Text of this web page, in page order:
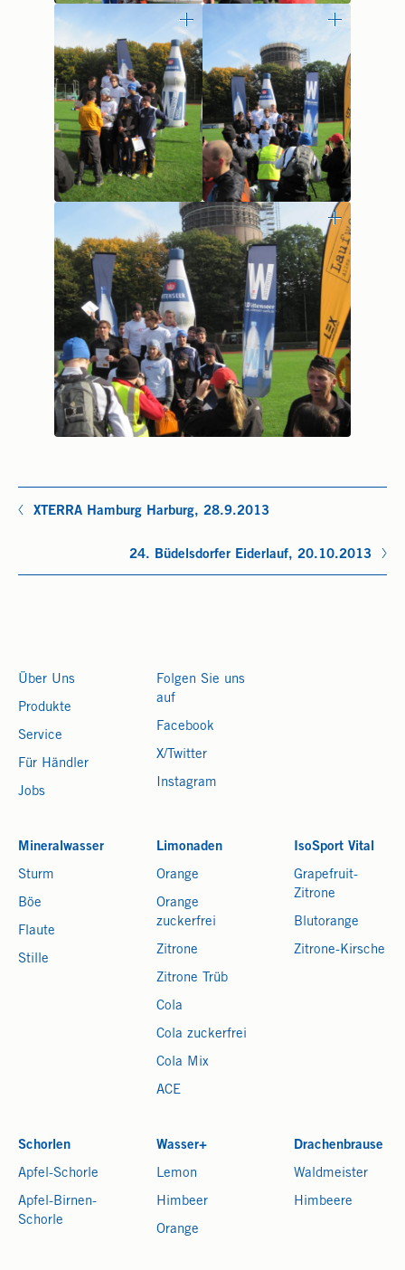
XTERRA Hamburg Harburg, 28.9.2013
24. Büdelsdorfer Eiderlauf, 20.10.2013
Mineralwasser
Sturm
Böe
Flaute
Stille
Limonaden
Orange
Orange
zuckerfrei
Zitrone
Zitrone Trüb
Cola
Cola zuckerfrei
Cola Mix
ACE
IsoSport Vital
Grapefruit-
Zitrone
Blutorange
Zitrone-Kirsche
Schorlen
Apfel-Schorle
Apfel-Birnen-
Schorle
Wasser+
Lemon
Himbeer
Orange
Drachenbrause
Waldmeister
Himbeere
Über Uns
Produkte
Service
Für Händler
Jobs
Folgen Sie uns
auf
Facebook
X/Twitter
Instagram